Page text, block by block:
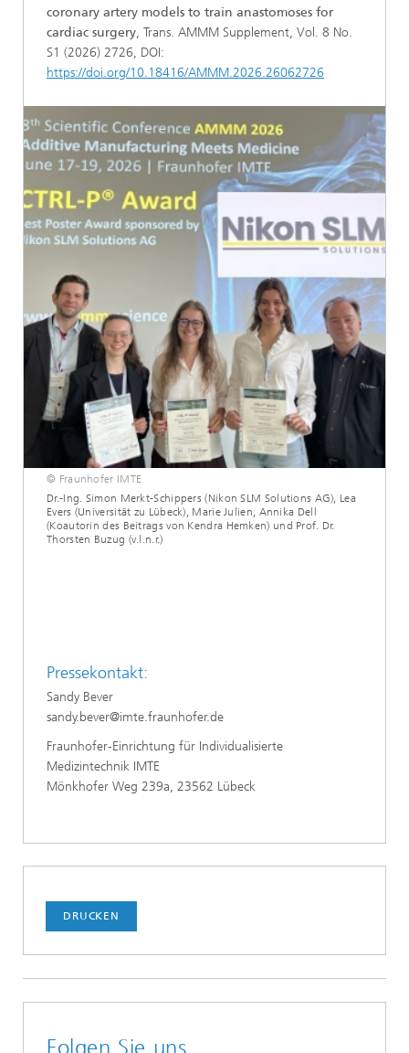
coronary artery models to train anastomoses for
cardiac surgery, Trans. AMMM Supplement, Vol. 8 No.
S1 (2026) 2726, DOI:
https://doi.org/10.18416/AMMM.2026.26062726
© Fraunhofer IMTE
Dr.-Ing. Simon Merkt-Schippers (Nikon SLM Solutions AG), Lea
Evers (Universität zu Lübeck), Marie Julien, Annika Dell
(Koautorin des Beitrags von Kendra Hemken) und Prof. Dr.
Thorsten Buzug (v.l.n.r.)
Pressekontakt:
Sandy Bever
sandy.bever@imte.fraunhofer.de
Fraunhofer-Einrichtung für Individualisierte
Medizintechnik IMTE
Mönkhofer Weg 239a, 23562 Lübeck
DRUCKEN
Folgen Sie uns